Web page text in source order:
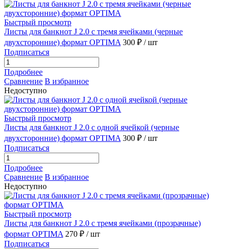
Быстрый просмотр
Листы для банкнот J 2.0 с тремя ячейками (черные
двухсторонние) формат OPTIMA 300 ₽ / шт
Подписаться
Подробнее
Сравнение В избранное
Недоступно
Быстрый просмотр
Листы для банкнот J 2.0 с одной ячейкой (черные
двухсторонние) формат OPTIMA 300 ₽ / шт
Подписаться
Подробнее
Сравнение В избранное
Недоступно
Быстрый просмотр
Листы для банкнот J 2.0 с тремя ячейками (прозрачные)
формат OPTIMA 270 ₽ / шт
Подписаться